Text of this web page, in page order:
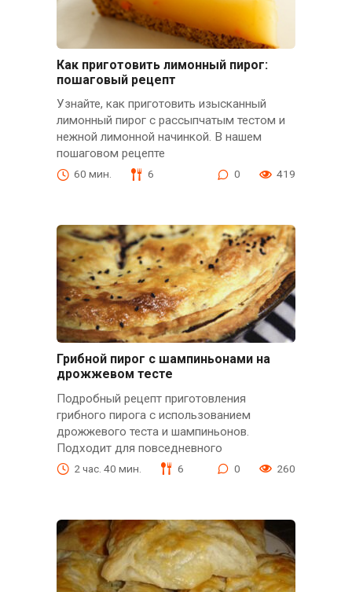
Как приготовить лимонный пирог:
пошаговый рецепт
Узнайте, как приготовить изысканный
лимонный пирог с рассыпчатым тестом и
нежной лимонной начинкой. В нашем
пошаговом рецепте
60 мин. 6 0 419
Грибной пирог с шампиньонами на
дрожжевом тесте
Подробный рецепт приготовления
грибного пирога с использованием
дрожжевого теста и шампиньонов.
Подходит для повседневного
2 час. 40 мин. 6 0 260